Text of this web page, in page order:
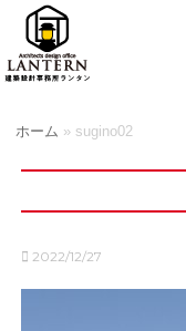
ホーム » sugino02
2022/12/27